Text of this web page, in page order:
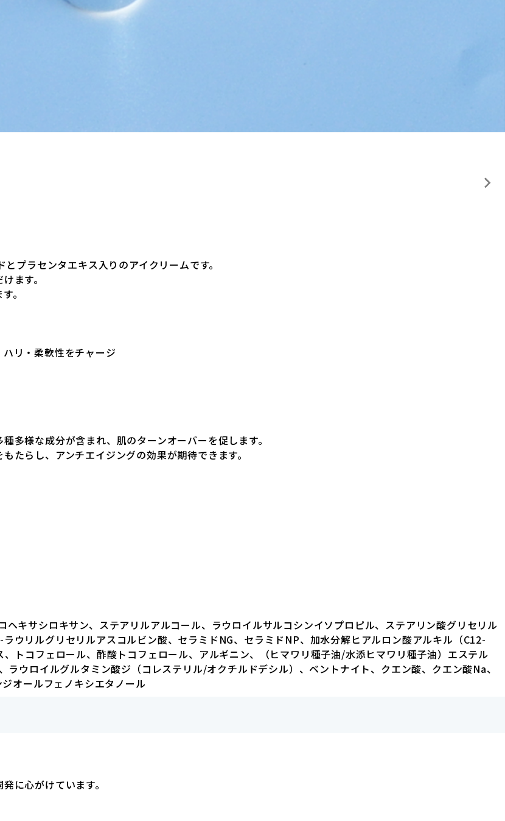
プラセンタエキス入りのアイクリームです。
ます。
。
リ・柔軟性をチャージ
多様な成分が含まれ、肌のターンオーバーを促します。
たらし、アンチエイジングの効果が期待できます。
キサシロキサン、ステアリルアルコール、ラウロイルサルコシンイソプロピル、ステアリン酸グリセリル
ウリルグリセリルアスコルビン酸、セラミドNG、セラミドNP、加水分解ヒアルロン酸アルキル（C12-
トコフェロール、酢酸トコフェロール、アルギニン、（ヒマワリ種子油/水添ヒマワリ種子油）エステル
ウロイルグルタミン酸ジ（コレステリル/オクチルドデシル）、ベントナイト、クエン酸、クエン酸Na、
オールフェノキシエタノール
に心がけています。